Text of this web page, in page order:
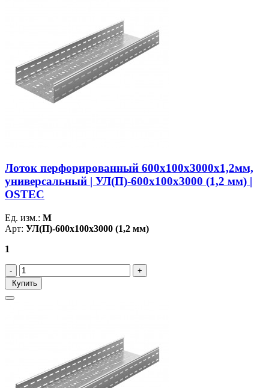
Лоток перфорированный 600х100х3000х1,2мм,
универсальный | УЛ(П)-600х100х3000 (1,2 мм) |
OSTEC
Ед. изм.: М
Арт: УЛ(П)-600х100х3000 (1,2 мм)
1
Купить